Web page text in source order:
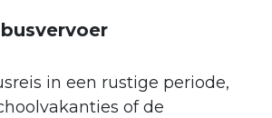
in een rustige periode,
of de